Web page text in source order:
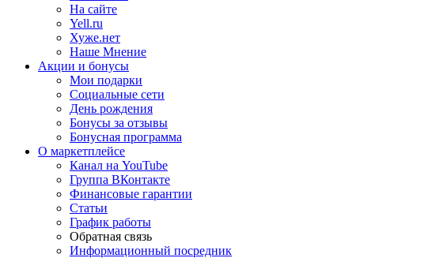
На сайте
Yell.ru
Хуже.нет
Наше Мнение
Акции и бонусы
Мои подарки
Социальные сети
День рождения
Бонусы за отзывы
Бонусная программа
О маркетплейсе
Канал на YouTube
Группа ВКонтакте
Финансовые гарантии
Статьи
График работы
Обратная связь
Информационный посредник